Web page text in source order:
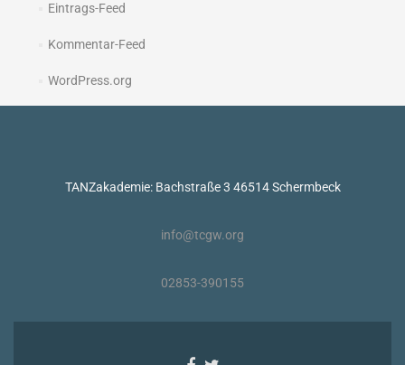
Eintrags-Feed
Kommentar-Feed
WordPress.org
TANZakademie: Bachstraße 3 46514 Schermbeck
info@tcgw.org
02853-390155